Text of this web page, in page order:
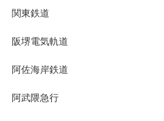
関東鉄道
阪堺電気軌道
阿佐海岸鉄道
阿武隈急行